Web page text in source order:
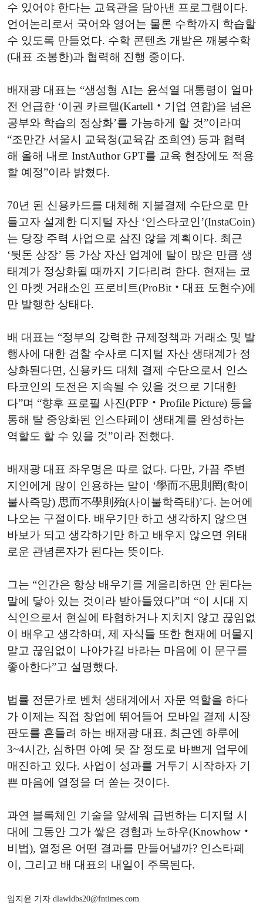
수 있어야 한다는 교육관을 담아낸 프로그램이다.
언어논리로서 국어와 영어는 물론 수학까지 학습할
수 있도록 만들었다. 수학 콘텐츠 개발은 깨봉수학
(대표 조봉한)과 협력해 진행 중이다.
배재광 대표는 “생성형 AI는 윤석열 대통령이 얼마
전 언급한 ‘이권 카르텔(Kartell‧기업 연합)을 넘은
공부와 학습의 정상화’를 가능하게 할 것”이라며
“조만간 서울시 교육청(교육감 조희연) 등과 협력
해 올해 내로 InstAuthor GPT를 교육 현장에도 적용
할 예정”이라 밝혔다.
70년 된 신용카드를 대체해 지불결제 수단으로 만
들고자 설계한 디지털 자산 ‘인스타코인’(InstaCoin)
는 당장 주력 사업으로 삼진 않을 계획이다. 최근
‘뒷돈 상장’ 등 가상 자산 업계에 탈이 많은 만큼 생
태계가 정상화될 때까지 기다리려 한다. 현재는 코
인 마켓 거래소인 프로비트(ProBit‧대표 도현수)에
만 발행한 상태다.
배 대표는 “정부의 강력한 규제정책과 거래소 및 발
행사에 대한 검찰 수사로 디지털 자산 생태계가 정
상화된다면, 신용카드 대체 결제 수단으로서 인스
타코인의 도전은 지속될 수 있을 것으로 기대한
다”며 “향후 프로필 사진(PFP‧Profile Picture) 등을
통해 탈 중앙화된 인스타페이 생태계를 완성하는
역할도 할 수 있을 것”이라 전했다.
배재광 대표 좌우명은 따로 없다. 다만, 가끔 주변
지인에게 많이 인용하는 말이 ‘學而不思則罔(학이
불사즉망) 思而不學則殆(사이불학즉태)’다. 논어에
나오는 구절이다. 배우기만 하고 생각하지 않으면
바보가 되고 생각하기만 하고 배우지 않으면 위태
로운 관념론자가 된다는 뜻이다.
그는 “인간은 항상 배우기를 게을리하면 안 된다는
말에 닿아 있는 것이라 받아들였다”며 “이 시대 지
식인으로서 현실에 타협하거나 지치지 않고 끊임없
이 배우고 생각하며, 제 자식들 또한 현재에 머물지
말고 끊임없이 나아가길 바라는 마음에 이 문구를
좋아한다”고 설명했다.
법률 전문가로 벤처 생태계에서 자문 역할을 하다
가 이제는 직접 창업에 뛰어들어 모바일 결제 시장
판도를 흔들려 하는 배재광 대표. 최근엔 하루에
3~4시간, 심하면 아예 못 잘 정도로 바쁘게 업무에
매진하고 있다. 사업이 성과를 거두기 시작하자 기
쁜 마음에 열정을 더 쏟는 것이다.
과연 블록체인 기술을 앞세워 급변하는 디지털 시
대에 그동안 그가 쌓은 경험과 노하우(Knowhow‧
비법), 열정은 어떤 결과를 만들어낼까? 인스타페
이, 그리고 배 대표의 내일이 주목된다.
임지윤 기자 dlawldbs20@fntimes.com